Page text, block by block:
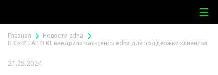
Главная
Новости edna
В СБЕР ЕАПТЕКЕ внедрили чат-центр edna для поддержки клиентов
21.05.2024